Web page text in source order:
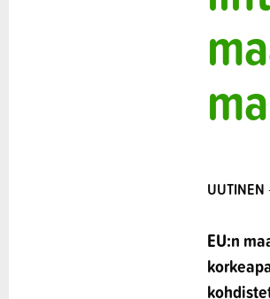
UUTINEN
EU:n